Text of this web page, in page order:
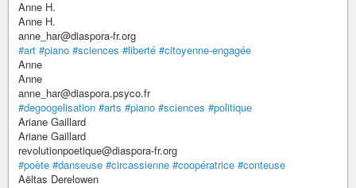
Anne H.
Anne H.
anne_har@diaspora-fr.org
#art #piano #sciences #liberté #citoyenne-engagée
Anne
Anne
anne_har@diaspora.psyco.fr
#degoogelisation #arts #piano #sciences #politique
Ariane Gaillard
Ariane Gaillard
revolutionpoetique@diaspora-fr.org
#poète #danseuse #circassienne #coopératrice #conteuse
Aëltas Derelowen